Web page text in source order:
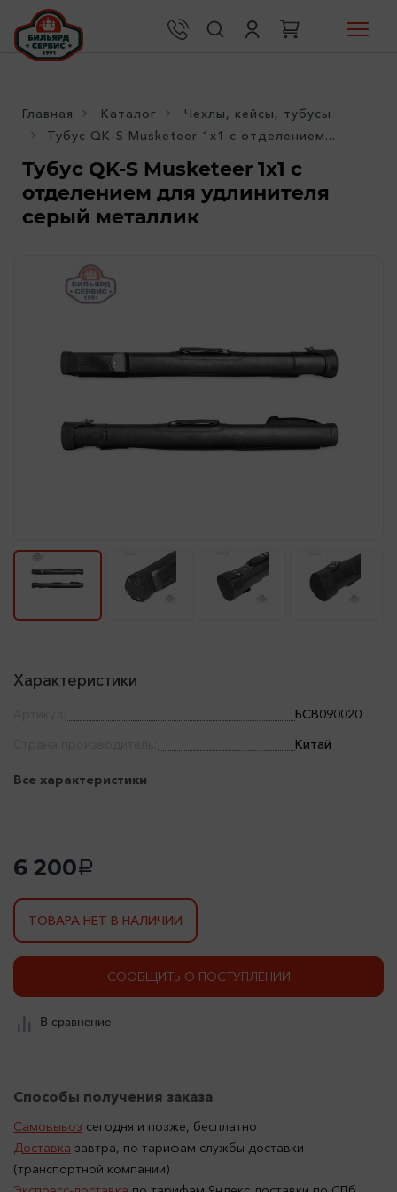
Главная Каталог
Чехлы, кейсы, тубусы
Тубус QK-S Musketeer 1x1 с отделением...
Тубус QK-S Musketeer 1x1 с
отделением для удлинителя
серый металлик
Характеристики
БСВ090020
Китай
Все характеристики
6 200a
ТОВАРА НЕТ В НАЛИЧИИ
СООБЩИТЬ О ПОСТУПЛЕНИИ
В сравнение
Способы получения заказа
Самовывоз сегодня и позже, бесплатно
Доставка завтра, по тарифам службы доставки
(транспортной компании)